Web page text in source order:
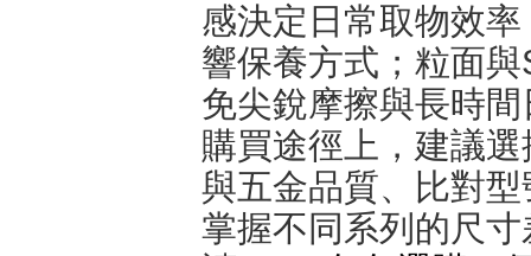
感決定日常取物效
響保養方式；粒面
免尖銳摩擦與長時
購買途徑上，建議
與五金品質、比對
掌握不同系列的尺